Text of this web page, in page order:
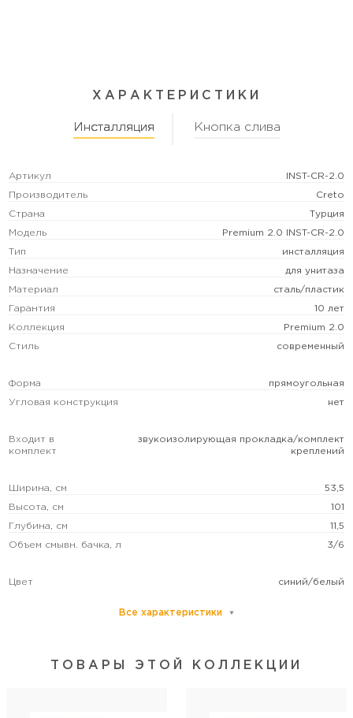
ХАРАКТЕРИСТИКИ
Инсталляция Кнопка слива
Артикул INST-CR-2.0
Производитель Creto
Страна Турция
Модель Premium 2.0 INST-CR-2.0
Тип инсталляция
Назначение для унитаза
Материал сталь/пластик
Гарантия 10 лет
Коллекция Premium 2.0
Стиль современный
Форма прямоугольная
Угловая конструкция нет
Входит в
комплект
звукоизолирующая прокладка/комплект
креплений
Ширина, см 53,5
Высота, см 101
Глубина, см 11,5
Объем смывн. бачка, л 3/6
Цвет синий/белый
Межосевое расстояние под крепеж. шпильки
Все характеристики
ТОВАРЫ ЭТОЙ КОЛЛЕКЦИИ